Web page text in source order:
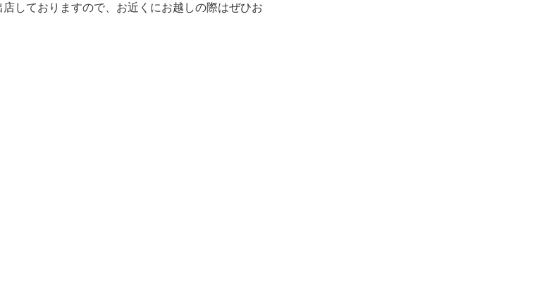
しておりますので、お近くにお越しの際はぜひお